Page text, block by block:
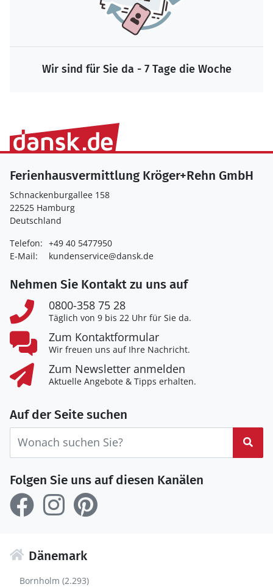
Wir sind für Sie da - 7 Tage die Woche
Ferienhausvermittlung Kröger+Rehn GmbH
Schnackenburgallee 158
22525 Hamburg
Deutschland
Telefon: +49 40 5477950
E-Mail:
kundenservice@dansk.de
Nehmen Sie Kontakt zu uns auf
0800-358 75 28
Täglich von 9 bis 22 Uhr für Sie da.
Zum Kontaktformular
Wir freuen uns auf Ihre Nachricht.
Zum Newsletter anmelden
Aktuelle Angebote & Tipps erhalten.
Auf der Seite suchen
Folgen Sie uns auf diesen Kanälen
Dänemark
Bornholm (2.293)